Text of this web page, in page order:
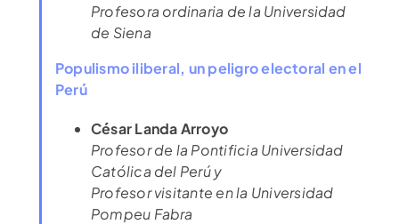
Profesora ordinaria de la Universidad
de Siena
Populismo iliberal, un peligro electoral en el
Perú
César Landa Arroyo
Profesor de la Pontificia Universidad
Católica del Perú y
Profesor visitante en la Universidad
Pompeu Fabra